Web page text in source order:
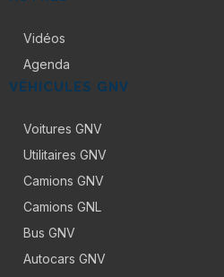
Vidéos
Agenda
VÉHICULES GNV
Voitures GNV
Utilitaires GNV
Camions GNV
Camions GNL
Bus GNV
Autocars GNV